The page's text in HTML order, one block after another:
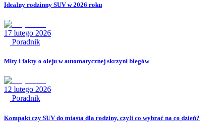
Idealny rodzinny SUV w 2026 roku
17 lutego 2026
Poradnik
Mity i fakty o oleju w automatycznej skrzyni biegów
12 lutego 2026
Poradnik
Kompakt czy SUV do miasta dla rodziny, czyli co wybrać na co dzień?